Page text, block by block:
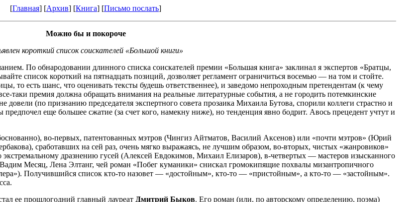
[Главная] [Архив] [Книга] [Письмо послать]
Можно бы и покороче
короткий список соискателей «Большой книги»
По обнародовании длинного списка соискателей премии «Большая книга» заклинал я экспертов «Братцы,
список короткий на пятнадцать позиций, дозволяет регламент ограничиться восемью — на том и стойте.
то есть шанс, что оценивать тексты будешь ответственнее), и заведомо непроходным претендентам (к чему
таки премия должна обращать внимания на реальные литературные события, а не городить потемкинские
(по признанию председателя экспертного совета прозаика Михаила Бутова, спорили коллеги страстно и
еще большее сжатие (за счет кого, намекну ниже), но тенденция явно бодрит. Авось прецедент учтут и
во-первых, патентованных мэтров (Чингиз Айтматов, Василий Аксенов) или «почти мэтров» (Юрий
сработавших на сей раз, очень мягко выражаясь, не лучшим образом, во-вторых, чистых «жанровиков»
дразнению гусей (Алексей Евдокимов, Михаил Елизаров), в-четвертых — мастеров изысканного
Месяц, Лена Элтанг, чей роман «Побег куманики» снискал громокипящие похвалы мизантропичного
Получившийся список кто-то назовет — «достойным», кто-то — «пристойным», а кто-то — «застойным».
ее прошлогодний главный лауреат Дмитрий Быков. Его роман (или, по авторскому определению, поэма)